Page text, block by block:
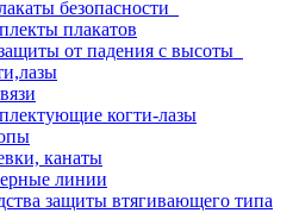
безопасности
плакатов
от падения с высоты
когти-лазы
канаты
линии
защиты втягивающего типа